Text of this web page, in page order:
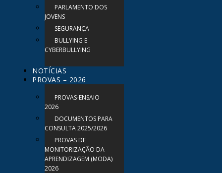
PARLAMENTO DOS
JOVENS
SEGURANÇA
BULLYING E
CYBERBULLYING
NOTÍCIAS
PROVAS – 2026
PROVAS-ENSAIO
2026
DOCUMENTOS PARA
CONSULTA 2025/2026
PROVAS DE
MONITORIZAÇÃO DA
APRENDIZAGEM (MODA)
2026